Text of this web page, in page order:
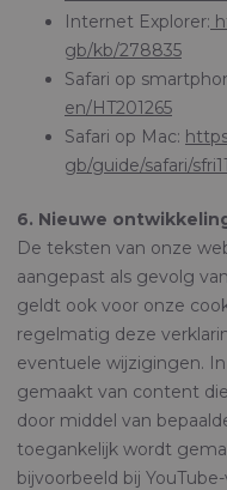
Internet Explorer:
gb/kb/278835
Safari op
en/HT201265
Safari op Mac:
gb/guide/safari/
6. Nieuwe
De teksten van onze
aangepast als gevolg
geldt ook voor onze
regelmatig deze
eventuele wijzigingen.
gemaakt van content
door middel van
toegankelijk wordt
bijvoorbeeld bij